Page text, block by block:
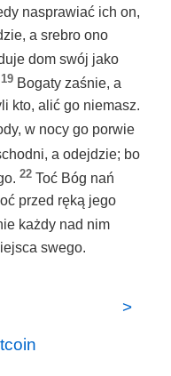
nasprawiać ich on,
a srebro ono
dom swój jako
19 Bogaty zaśnie, a
kto, alić go niemasz.
w nocy go porwie
a odejdzie; bo
22 Toć Bóg nań
przed ręką jego
każdy nad nim
swego.
>